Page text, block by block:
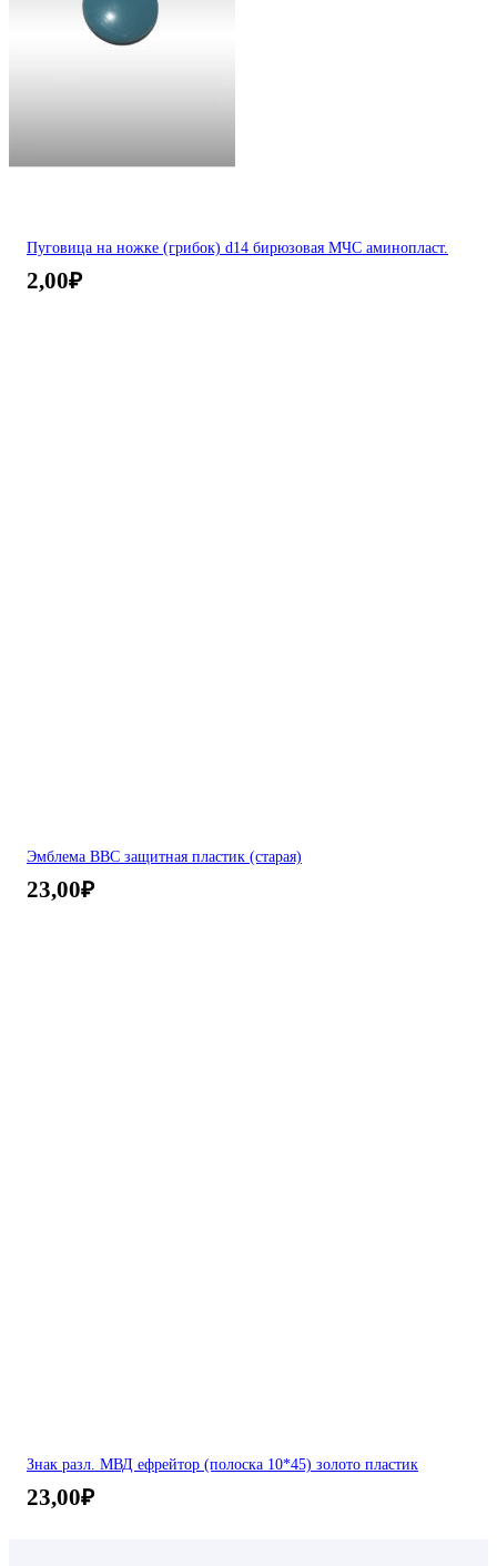
Пуговица на ножке (грибок) d14 бирюзовая МЧС аминопласт.
2,00₽
Эмблема ВВС защитная пластик (старая)
23,00₽
Знак разл. МВД ефрейтор (полоска 10*45) золото пластик
23,00₽